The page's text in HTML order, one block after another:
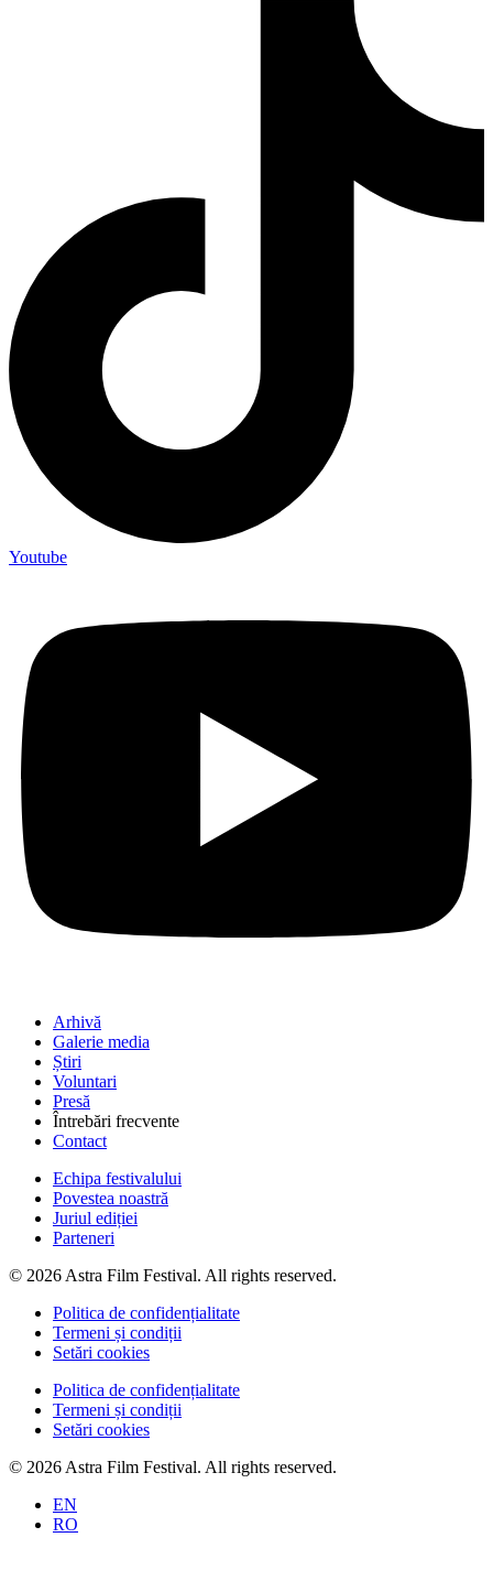
Youtube
Arhivă
Galerie media
Știri
Voluntari
Presă
Întrebări frecvente
Contact
Echipa festivalului
Povestea noastră
Juriul ediției
Parteneri
© 2026 Astra Film Festival. All rights reserved.
Politica de confidențialitate
Termeni și condiții
Setări cookies
Politica de confidențialitate
Termeni și condiții
Setări cookies
© 2026 Astra Film Festival. All rights reserved.
EN
RO